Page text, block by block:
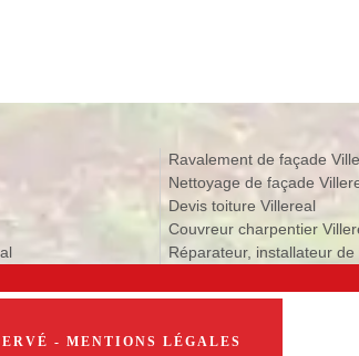
Ravalement de façade
Nettoyage de façade
Devis toiture Villereal
Couvreur charpentier
Réparateur, installateur
- MENTIONS LÉGALES